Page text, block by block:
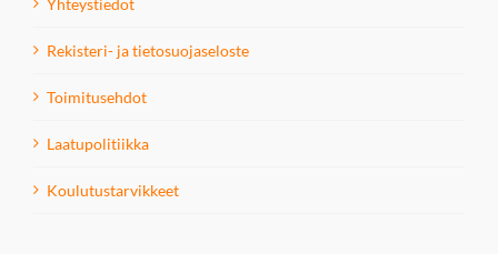
Yhteystiedot
Rekisteri- ja tietosuojaseloste
Toimitusehdot
Laatupolitiikka
Koulutustarvikkeet